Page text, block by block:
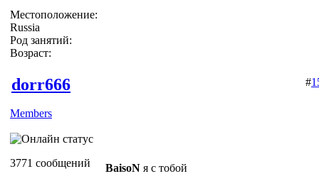
Местоположение:
Russia
Род занятий:
Возраст:
dorr666
Members
3771 сообщений
#
BaisoN я с тобой